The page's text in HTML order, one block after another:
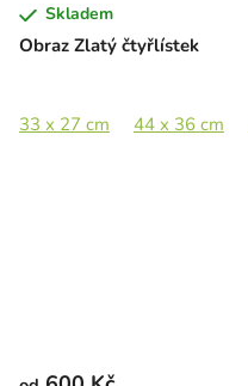
Obraz Zlatý čtyřlístek
Skladem
33 x 27 cm 44 x 36 cm